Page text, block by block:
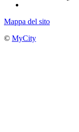
Mappa del sito
© MyCity